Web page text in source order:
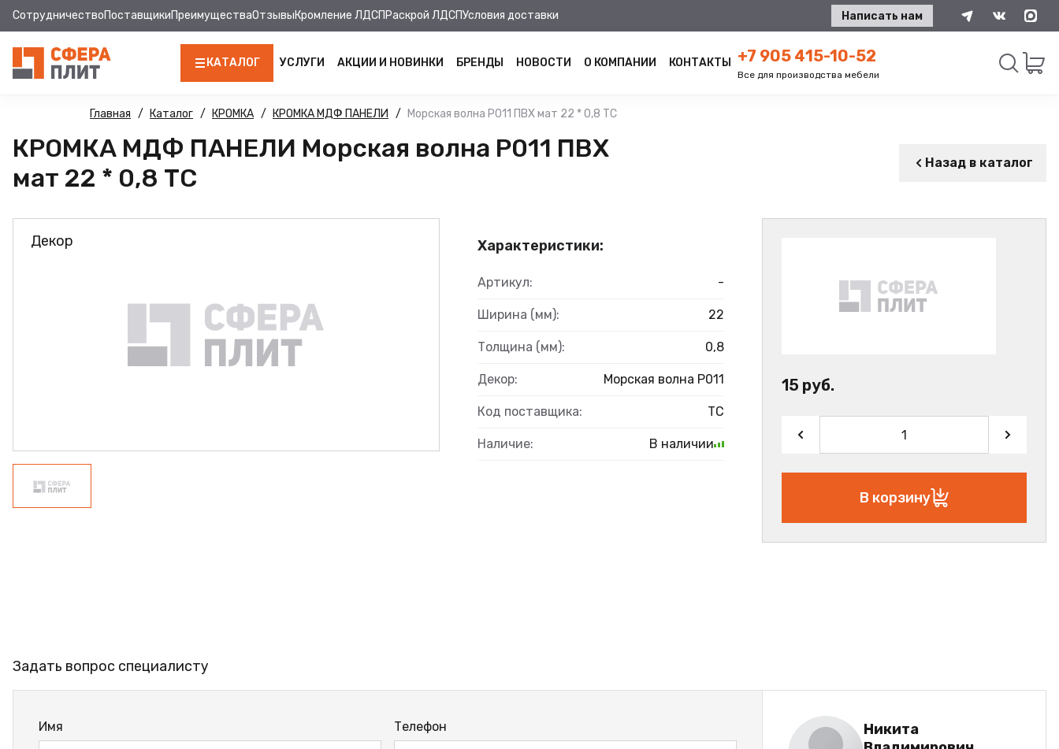
СотрудничествоПоставщикиПреимуществаОтзывыКромление ЛДСП Раскрой ЛДСПУсловия доставки Написать нам
КАТАЛОГ
ЛДСП
КРОМКА
МДФ ПАНЕЛИ
ДВПО
ФАНЕРА
УСЛУГИ АКЦИИ И НОВИНКИ БРЕНДЫ НОВОСТИ О КОМПАНИИ КОНТАКТЫ +7 905 415-10-52
Все для производства мебели
Главная Каталог КРОМКА КРОМКА МДФ ПАНЕЛИ Морская волна Р011 ПВХ мат 22 * 0,8 ТС
КРОМКА МДФ ПАНЕЛИ Морская волна Р011 ПВХ
мат 22 * 0,8 ТС
Назад в каталог
Декор Характеристики:
Артикул: -
Ширина (мм): 22
Толщина (мм): 0,8
Декор: Морская волна Р011
Код поставщика: ТС
Наличие: В наличии
15 руб.
В корзину
Задать вопрос специалисту
Имя Телефон
Никита